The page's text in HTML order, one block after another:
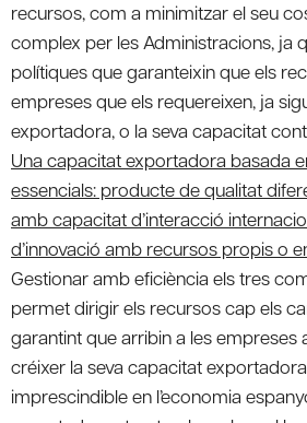
recursos, com a minimitzar el seu
complex per les Administracions, ja
polítiques que garanteixin que els
empreses que els requereixen, ja
exportadora, o la seva capacitat
Una capacitat exportadora basada
essencials: producte de qualitat
amb capacitat d’interacció
d’innovació amb recursos propis o
Gestionar amb eficiència els tres
permet dirigir els recursos cap els
garantint que arribin a les empreses
créixer la seva capacitat
imprescindible en l’economia